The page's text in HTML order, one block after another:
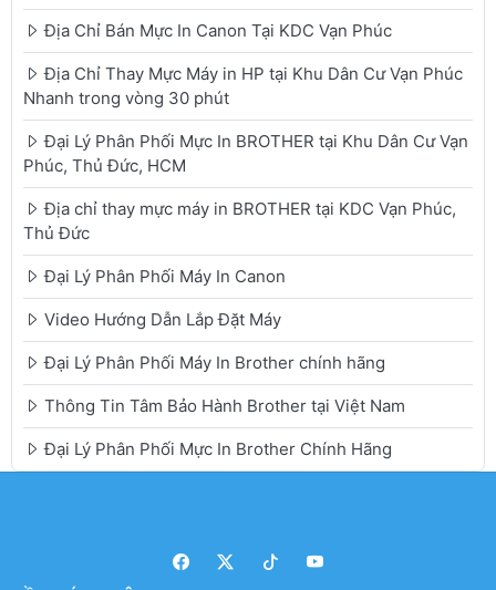
Địa Chỉ Bán Mực In Canon Tại KDC Vạn Phúc
Địa Chỉ Thay Mực Máy in HP tại Khu Dân Cư Vạn Phúc
Nhanh trong vòng 30 phút
Đại Lý Phân Phối Mực In BROTHER tại Khu Dân Cư Vạn
Phúc, Thủ Đức, HCM
Địa chỉ thay mực máy in BROTHER tại KDC Vạn Phúc,
Thủ Đức
Đại Lý Phân Phối Máy In Canon
Video Hướng Dẫn Lắp Đặt Máy
Đại Lý Phân Phối Máy In Brother chính hãng
Thông Tin Tâm Bảo Hành Brother tại Việt Nam
Đại Lý Phân Phối Mực In Brother Chính Hãng